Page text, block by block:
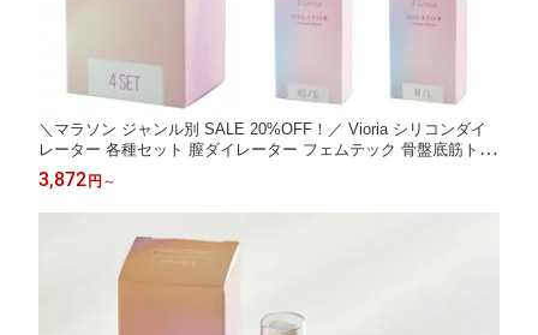
＼マラソン ジャンル別 SALE 20%OFF！／ Vioria シリコンダイ
レーター 各種セット 膣ダイレーター フェムテック 骨盤底筋トレ
ーニング フェムケア デリケートゾーン 膣の閉塞・萎縮・硬化の
ケア XS S M L 2サイズセット 4サイズセット
3,872円 ～